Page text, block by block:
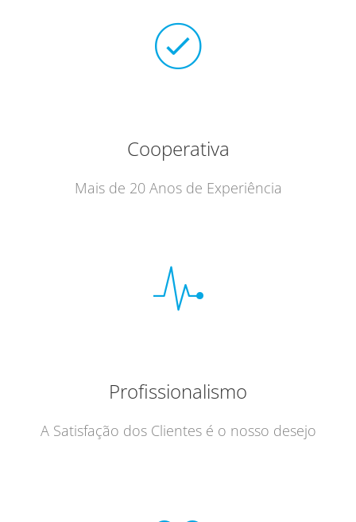
Cooperativa
Mais de 20 Anos de Experiência
Profissionalismo
A Satisfação dos Clientes é o nosso desejo